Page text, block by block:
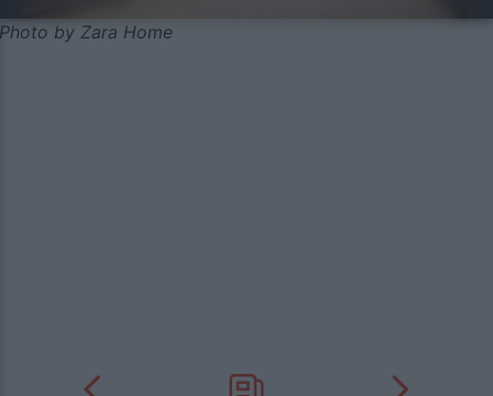
Photo by Zara Home